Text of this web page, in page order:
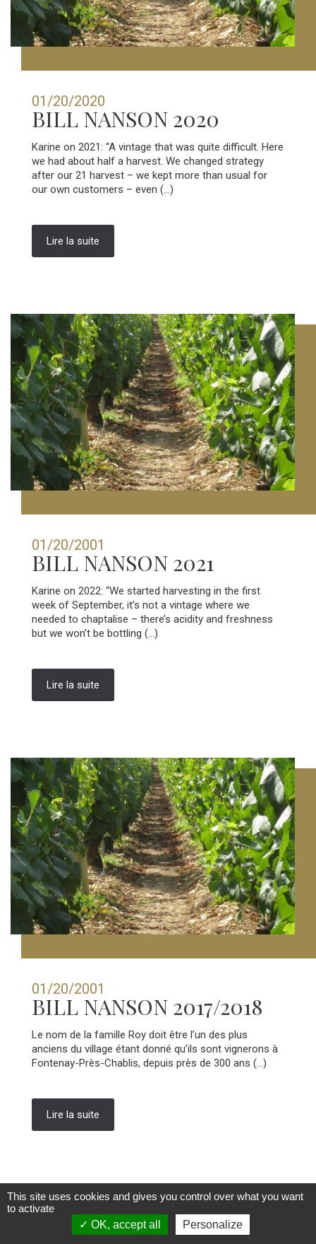
01/20/2020
BILL NANSON 2020
Karine on 2021: “A vintage that was quite difficult. Here
we had about half a harvest. We changed strategy
after our 21 harvest – we kept more than usual for
our own customers – even (...)
Lire la suite
01/20/2001
BILL NANSON 2021
Karine on 2022: “We started harvesting in the first
week of September, it’s not a vintage where we
needed to chaptalise – there’s acidity and freshness
but we won’t be bottling (...)
Lire la suite
01/20/2001
BILL NANSON 2017/2018
Le nom de la famille Roy doit être l’un des plus
anciens du village étant donné qu’ils sont vignerons à
Fontenay-Près-Chablis, depuis près de 300 ans (...)
Lire la suite
This site uses cookies and gives you control over what you want
to activate
OK, accept all
Personalize